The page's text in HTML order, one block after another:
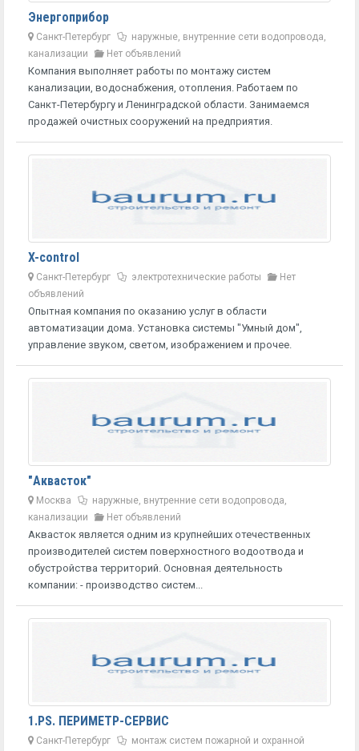
Энергоприбор
Санкт-Петербург
наружные, внутренние сети водопровода,
канализации
Нет объявлений
Компания выполняет работы по монтажу систем
канализации, водоснабжения, отопления. Работаем по
Санкт-Петербургу и Ленинградской области. Занимаемся
продажей очистных сооружений на предприятия.
X-control
Санкт-Петербург электротехнические работы
Нет
объявлений
Опытная компания по оказанию услуг в области
автоматизации дома. Установка системы "Умный дом",
управление звуком, светом, изображением и прочее.
"Аквасток"
Москва
наружные, внутренние сети водопровода,
канализации
Нет объявлений
Аквасток является одним из крупнейших отечественных
производителей систем поверхностного водоотвода и
обустройства территорий. Основная деятельность
компании: - производство систем...
1.PS. ПЕРИМЕТР-СЕРВИС
Санкт-Петербург
монтаж систем пожарной и охранной